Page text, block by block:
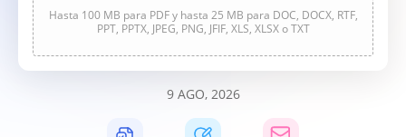
Hasta 100 MB para PDF y hasta 25 MB para DOC, DOCX, RTF,
PPT, PPTX, JPEG, PNG, JFIF, XLS, XLSX o TXT
9 AGO, 2026